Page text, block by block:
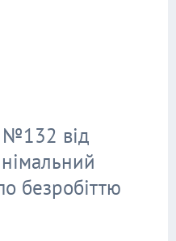
від
безробіттю